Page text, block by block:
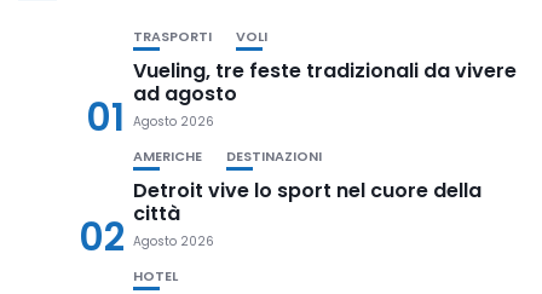
01
TRASPORTI VOLI
Vueling, tre feste tradizionali da vivere
ad agosto
Agosto 2026
02
AMERICHE DESTINAZIONI
Detroit vive lo sport nel cuore della
città
Agosto 2026
HOTEL